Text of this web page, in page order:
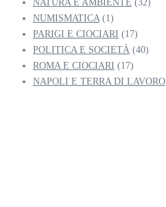
NATURA E AMBIENTE (32)
NUMISMATICA(1)
PARIGI E CIOCIARI (17)
POLITICA E SOCIETÀ (40)
ROMA E CIOCIARI (17)
NAPOLI E TERRA DI LAVORO